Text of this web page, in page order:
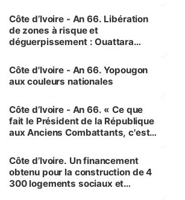
milieu des sinistrés
Côte d’Ivoire - An 66. Libération
de zones à risque et
déguerpissement : Ouattara
l'Etat de droit pour préserver les
vies humaines »
Côte d'Ivoire - An 66. Yopougon
aux couleurs nationales
Côte d’Ivoire - An 66. « Ce que
fait le Président de la République
aux Anciens Combattants, c'est
Côte d’Ivoire. Un financement
obtenu pour la construction de 4
300 logements sociaux et